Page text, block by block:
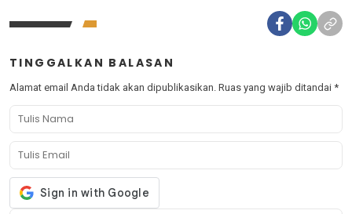
TINGGALKAN BALASAN
Alamat email Anda tidak akan dipublikasikan. Ruas yang wajib ditandai *